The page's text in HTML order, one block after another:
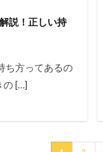
説！正しい持
ち方ってあるの
の […]